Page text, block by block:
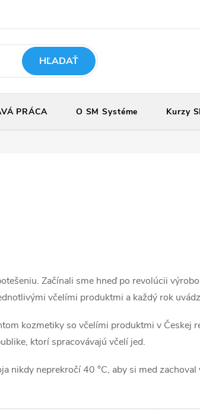
HĽADAŤ
PRÁCA O SM Systéme Kurzy
Začínali sme hneď po revolúcii
včelími produktmi a každý rok
kozmetiky so včelími produktmi v Českej
ktorí spracovávajú včelí jed.
nikdy neprekročí 40 °C, aby si med zachoval